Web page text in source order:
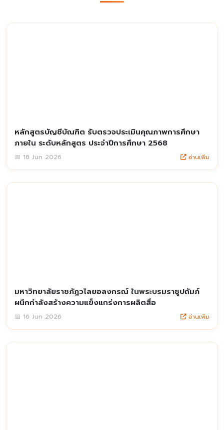
หลักสูตรบัญชีบัณฑิต รับตรวจประเมินคุณภาพการศึกษา
ภายใน ระดับหลักสูตร ประจำปีการศึกษา 2568
📅 18 Jun 2026 อ่านเพิ่ม
มหาวิทยาลัยราชภัฏวไลยอลงกรณ์ ในพระบรมราชูปถัมภ์
ผนึกกำลังสร้างความแข็งแกร่งการผลิตสื่อ
📅 16 Jun 2026 อ่านเพิ่ม